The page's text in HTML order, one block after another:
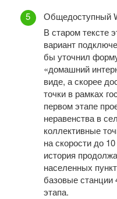
Общедоступный
В старом тексте
вариант
бы уточнил
«домашний
виде, а скорее
точки в рамках
первом этапе
неравенства в
коллективные
на скорости до
история
населенных
базовые
этапа.